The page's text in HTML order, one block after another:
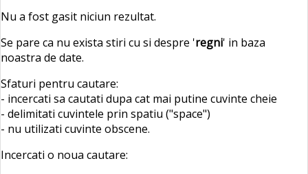
Nu a fost gasit niciun rezultat.
Se pare ca nu exista stiri cu si despre 'regni' in baza
noastra de date.
Sfaturi pentru cautare:
- incercati sa cautati dupa cat mai putine cuvinte cheie
- delimitati cuvintele prin spatiu ("space")
- nu utilizati cuvinte obscene.
Incercati o noua cautare: